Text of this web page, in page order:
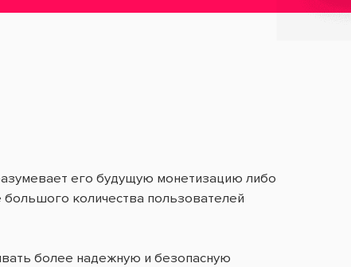
его будущую монетизацию либо
количества пользователей
более надежную и безопасную